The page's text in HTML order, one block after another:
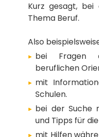
Kurz gesagt,
Thema Beruf.
Also
bei Fragen
beruflichen
mit
Schulen.
bei der Suche
und Tipps für